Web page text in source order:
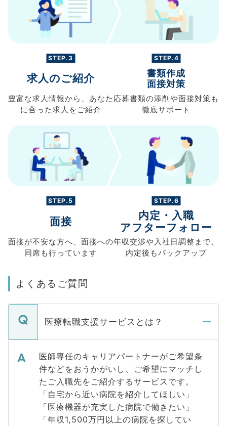
STEP.3
求人のご紹介
豊富な求人情報から、 あなた
に合った求人を ご紹介
STEP.4
書類作成
面接対策
応募書類の添削や面接対策も
徹底サポート
STEP.5
面接
面接が不安な方へ、 面接への
同席も行っています
STEP.6
内定・入職
アフターフォロー
年収交渉や入社日調整まで、
内定後もバックアップ
よくあるご質問
医療転職支援サービスとは？
医師専任のキャリアパートナーがご希望条
件などをおうかがいし、ご希望にマッチし
たご入職先をご紹介するサービスです。
「自宅から近い病院を紹介してほしい」
「医療機器が充実した病院で働きたい」
「年収1,500万円以上の病院を探してい